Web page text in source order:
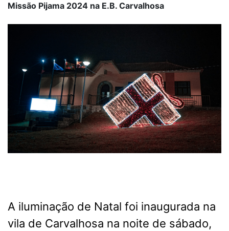
Missão Pijama 2024 na E.B. Carvalhosa
A iluminação de Natal foi inaugurada na
vila de Carvalhosa na noite de sábado,